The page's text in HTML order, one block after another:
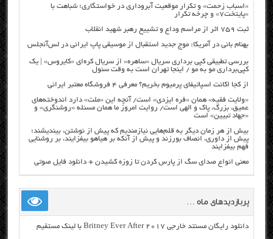
«اسباب زحمت» و تکرار موقعیت آبروداری در خواستگاری؛ شباهت با
«پایتخت۷» و چرخه تکرار
ثبت ۷۵۹ اثر از مراسم وداع و تشییع رهبر شهید انقلاب
بهنام بانی در آمریکا: موج جدید استقبال از موسیقی پاپ ایرانی در لس‌آنجلس
بررسی تطبیقی کپی برداری سریال «ساهره» از سریال کره‌ای «کایروس» | یک
کپی‌برداری مو به مو / اینجا تهران است به وقت سئول
از کجا اکانت اسپاتیفای پرمیوم بخریم؟ معرفی ۴ فروشگاه معتبر ایرانی
«ولایت فقیه» همان «فره ایزدی» است/ آنچه این «ملت» دارد اندوخته‌های
عمیق، بزرگ، پاک و الهی است/ روایت امروز ما همان مسئله «روشنگری» و
«جهاد تبیین» است
بیش از هر زمان دیگر به قلم‌هایی نیازمندیم که پیش از نوشتن، بیندیشند؛
پیش از داوری، انصاف بورزند و پیش از آنکه بر هیاهو بیفزایند، بر روشنایی
فهم بیفزایند
معنی انواع صدای سگ از پارس کردن تا زوزه کشیدن + دانلود فایل صوتی
پربازدیدهای ماه …
دانلود رایگان مسنتد خارجی Britney Ever After 2017 با لینک مستقیم